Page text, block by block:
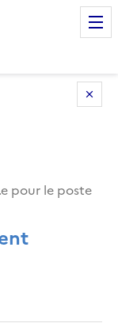
pour le poste